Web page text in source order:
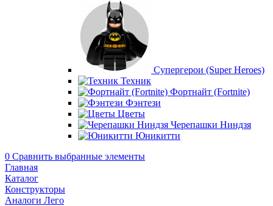
Супергерои (Super Heroes)
Техник
Фортнайт (Fortnite)
Фэнтези
Цветы
Черепашки Ниндзя
Юникитти
0 Сравнить выбранные элементы
Главная
Каталог
Конструкторы
Аналоги Лего